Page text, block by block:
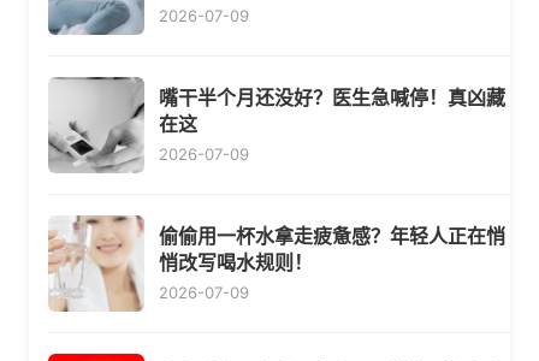
2026-07-09
嘴干半个月还没好？医生急喊停！真凶藏
在这
2026-07-09
偷偷用一杯水拿走疲惫感？年轻人正在悄
悄改写喝水规则！
2026-07-09